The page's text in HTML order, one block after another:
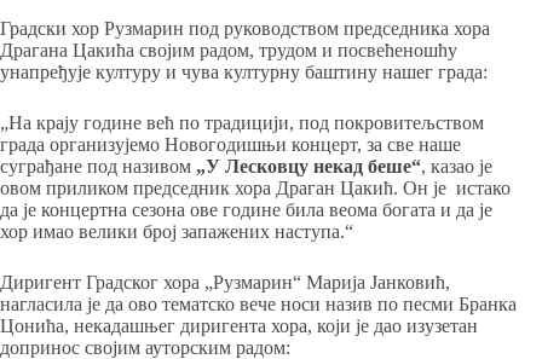
Градски хор Рузмарин под руководством председника хора
Драгана Цакића својим радом, трудом и посвећеношћу
унапређује културу и чува културну баштину нашег града:
„На крају године већ по традицији, под покровитељством
града организујемо Новогодишњи концерт, за све наше
суграђане под називом „У Лесковцу некад беше“, казао је
овом приликом председник хора Драган Цакић. Он је истако
да је концертна сезона ове године била веома богата и да је
хор имао велики број запажених наступа.“
Диригент Градског хора „Рузмарин“ Марија Јанковић,
нагласила је да ово тематско вече носи назив по песми Бранка
Цонића, некадашњег диригента хора, који је дао изузетан
допринос својим ауторским радом: